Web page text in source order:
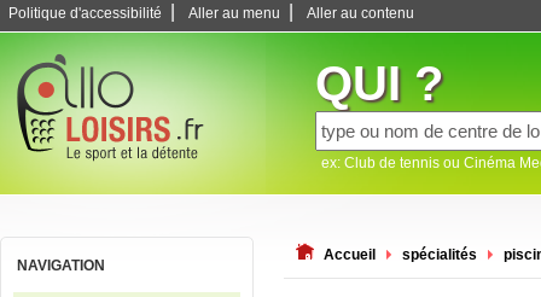
Politique d'accessibilité Aller au menu Aller au contenu
QUI ?
ex: Club de tennis ou Cinéma
NAVIGATION
Accueil spécialités